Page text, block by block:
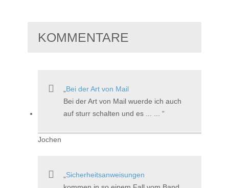
KOMMENTARE
Bei der Art von Mail
Bei der Art von Mail wuerde ich auch
auf sturr schalten und es ... ...
Jochen
Sicherheitsanweisungen